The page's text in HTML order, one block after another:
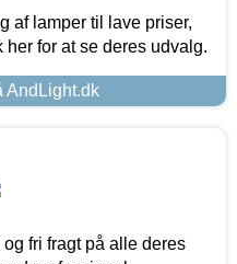
af lamper til lave priser,
her for at se deres udvalg.
AndLight.dk
fri fragt på alle deres